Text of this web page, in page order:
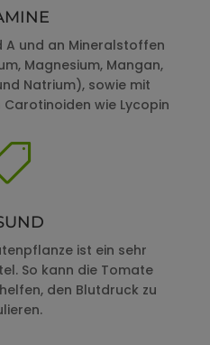
A und an Mineralstoffen
Magnesium, Mangan,
Natrium), sowie mit
wie Lycopin
ist ein sehr
So kann die Tomate
den Blutdruck zu